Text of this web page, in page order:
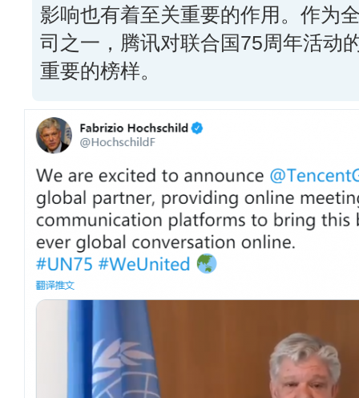
影响也有着至关重要的作用。作为
司之一，腾讯对联合国75周年活动
重要的榜样。